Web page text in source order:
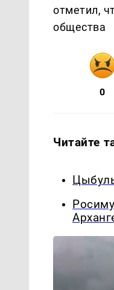
отметил,
общества
0
Читайте